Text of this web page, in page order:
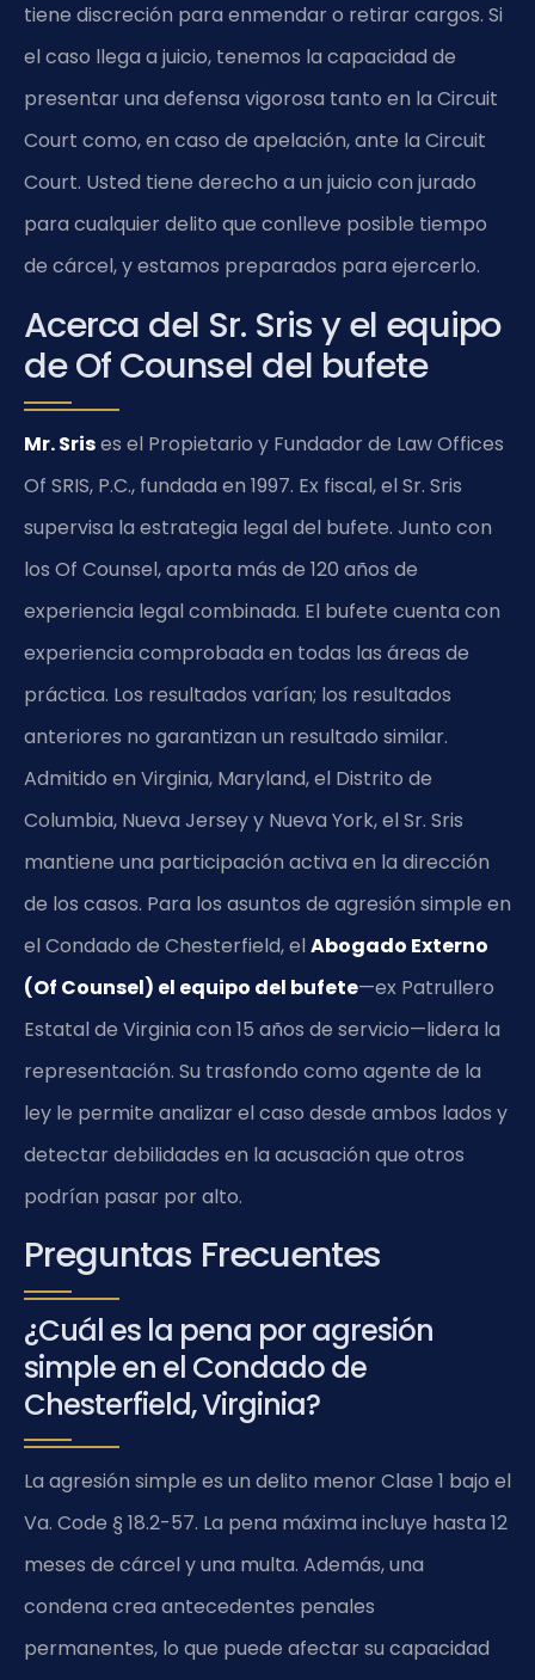
tiene discreción para enmendar o retirar cargos. Si
el caso llega a juicio, tenemos la capacidad de
presentar una defensa vigorosa tanto en la Circuit
Court como, en caso de apelación, ante la Circuit
Court. Usted tiene derecho a un juicio con jurado
para cualquier delito que conlleve posible tiempo
de cárcel, y estamos preparados para ejercerlo.
Acerca del Sr. Sris y el equipo
de Of Counsel del bufete
Mr. Srises el Propietario y Fundador de Law Offices
Of SRIS, P.C., fundada en 1997. Ex fiscal, el Sr. Sris
supervisa la estrategia legal del bufete. Junto con
los Of Counsel, aporta más de 120 años de
experiencia legal combinada. El bufete cuenta con
experiencia comprobada en todas las áreas de
práctica. Los resultados varían; los resultados
anteriores no garantizan un resultado similar.
Admitido en Virginia, Maryland, el Distrito de
Columbia, Nueva Jersey y Nueva York, el Sr. Sris
mantiene una participación activa en la dirección
de los casos. Para los asuntos de agresión simple en
el Condado de Chesterfield, el Abogado Externo
(Of Counsel) el equipo del bufete—ex Patrullero
Estatal de Virginia con 15 años de servicio—lidera la
representación. Su trasfondo como agente de la
ley le permite analizar el caso desde ambos lados y
detectar debilidades en la acusación que otros
podrían pasar por alto.
Preguntas Frecuentes
¿Cuál es la pena por agresión
simple en el Condado de
Chesterfield, Virginia?
La agresión simple es un delito menor Clase 1 bajo el
Va. Code § 18.2-57. La pena máxima incluye hasta 12
meses de cárcel y una multa. Además, una
condena crea antecedentes penales
permanentes, lo que puede afectar su capacidad